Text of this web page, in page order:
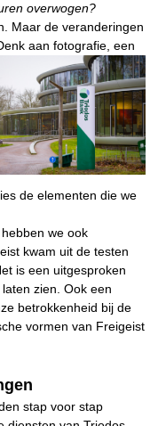
overwogen?
Maar de veranderingen
aan fotografie, een
de elementen die we
we ook
kwam uit de testen
is een uitgesproken
zien. Ook een
betrokkenheid bij de
vormen van Freigeist
stap voor stap